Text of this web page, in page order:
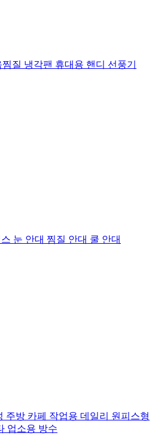
질 냉각팬 휴대용 핸디 선풍기
눈 안대 찜질 안대 쿨 안대
주방 카페 작업용 데일리 원피스형
업소용 방수